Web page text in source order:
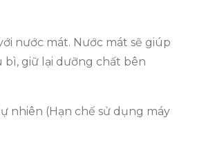
nước mát. Nước mát sẽ giúp
bì, giữ lại dưỡng chất bên
nhiên (Hạn chế sử dụng máy